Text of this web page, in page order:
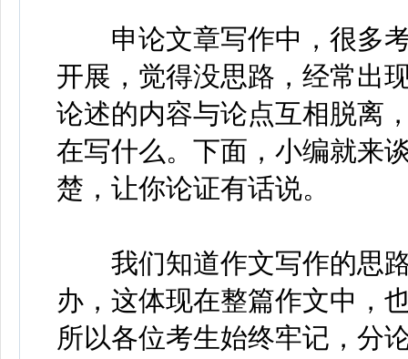
申论文章写作中，很多
开展，觉得没思路，经常出
论述的内容与论点互相脱离
在写什么。下面，小编就来
楚，让你论证有话说。
我们知道作文写作的思路
办，这体现在整篇作文中，
所以各位考生始终牢记，分